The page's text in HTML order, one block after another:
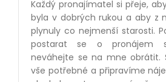
Každý pronajímatel si přeje,
byla v dobrých rukou a aby z
plynuly co nejmenší starosti.
postarat se o pronájem
neváhejte se na mne obrátit.
vše potřebné a připravíme